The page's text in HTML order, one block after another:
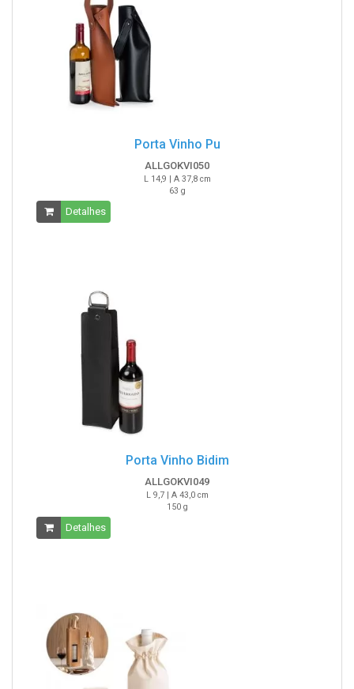
Porta Vinho Pu
ALLGOKVI050
L 14,9 | A 37,8 cm
63 g
Detalhes
Porta Vinho Bidim
ALLGOKVI049
L 9,7 | A 43,0 cm
150 g
Detalhes